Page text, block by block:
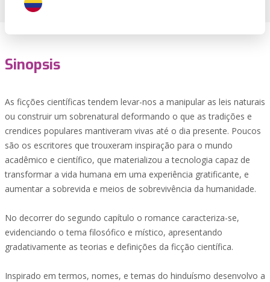
Sinopsis
As ficções científicas tendem levar-nos a manipular as leis naturais
ou construir um sobrenatural deformando o que as tradições e
crendices populares mantiveram vivas até o dia presente. Poucos
são os escritores que trouxeram inspiração para o mundo
acadêmico e científico, que materializou a tecnologia capaz de
transformar a vida humana em uma experiência gratificante, e
aumentar a sobrevida e meios de sobrevivência da humanidade.
No decorrer do segundo capítulo o romance caracteriza-se,
evidenciando o tema filosófico e místico, apresentando
gradativamente as teorias e definições da ficção científica.
Inspirado em termos, nomes, e temas do hinduísmo desenvolvo a